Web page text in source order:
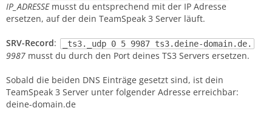
IP_ADRESSEmusst du entsprechend mit der IP Adresse
ersetzen, auf der dein TeamSpeak 3 Server läuft.
SRV-Record: _ts3._udp 0 5 9987 ts3.deine-domain.de.
9987 musst du durch den Port deines TS3 Servers ersetzen.
Sobald die beiden DNS Einträge gesetzt sind, ist dein
TeamSpeak 3 Server unter folgender Adresse erreichbar:
deine-domain.de